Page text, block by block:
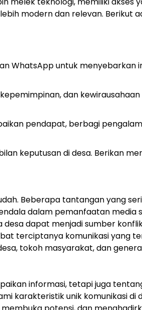
modern dan relevan. Berikut
WhatsApp untuk menyebarkan
dan
pendapat, berbagi
keputusan di desa. Berikan
Beberapa tantangan yang
dalam pemanfaatan media
dapat menjadi sumber
terciptanya komunikasi yang
tokoh masyarakat, dan
informasi, tetapi juga
karakteristik unik komunikasi